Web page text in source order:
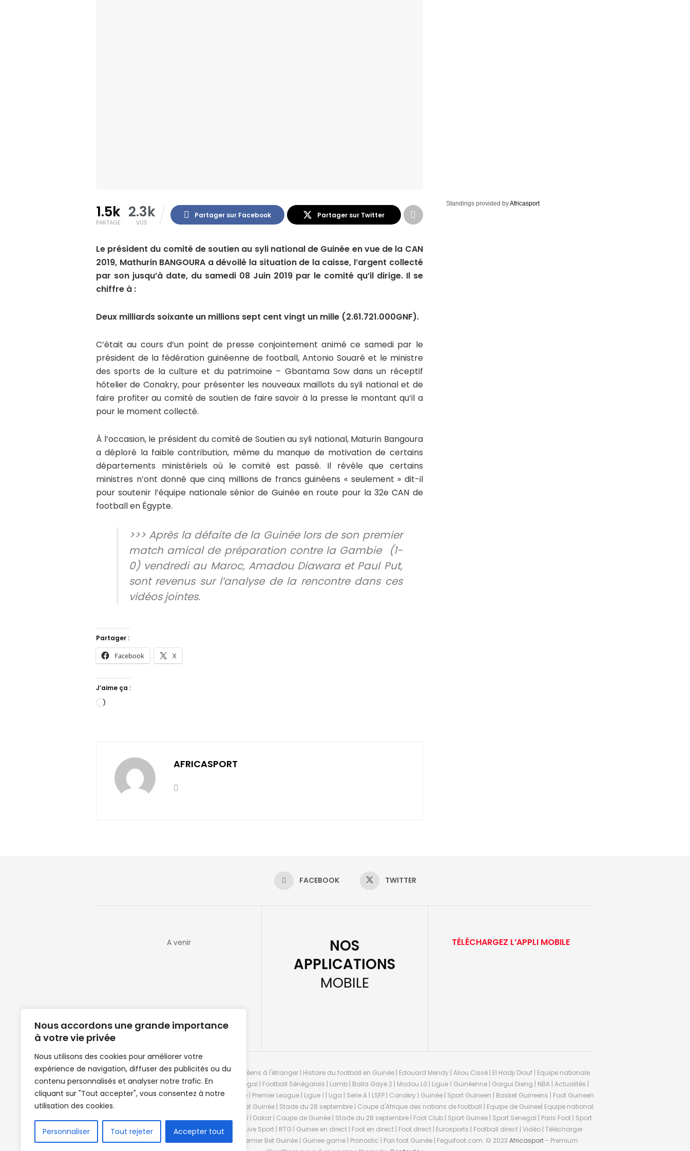
Nous accordons une grande importance
à votre vie privée
Nous utilisons des cookies pour améliorer votre
expérience de navigation, diffuser des publicités ou du
contenu personnalisés et analyser notre trafic. En
cliquant sur "Tout accepter", vous consentez à notre
utilisation des cookies.
Personnaliser Tout rejeter Accepter tout
1.5k
PARTAGE
2.3k
VUS
Partager sur Facebook Partager sur Twitter
Le président du comité de soutien au syli national de Guinée en vue de la CAN
2019, Mathurin BANGOURA a dévoilé la situation de la caisse, l’argent collecté
par son jusqu’à date, du samedi 08 Juin 2019 par le comité qu’il dirige. Il se
chiffre à :
Deux milliards soixante un millions sept cent vingt un mille (2.61.721.000GNF).
C’était au cours d’un point de presse conjointement animé ce samedi par le
président de la fédération guinéenne de football, Antonio Souaré et le ministre
des sports de la culture et du patrimoine – Gbantama Sow dans un réceptif
hôtelier de Conakry, pour présenter les nouveaux maillots du syli national et de
faire profiter au comité de soutien de faire savoir à la presse le montant qu’il a
pour le moment collecté.
À l’occasion, le président du comité de Soutien au syli national, Maturin Bangoura
a déploré la faible contribution, même du manque de motivation de certains
départements ministériels où le comité est passé. Il révèle que certains
ministres n’ont donné que cinq millions de francs guinéens « seulement » dit-il
pour soutenir l’équipe nationale sénior de Guinée en route pour la 32e CAN de
football en Égypte.
>>> Après la défaite de la Guinée lors de son premier
match amical de préparation contre la Gambie (1-
0) vendredi au Maroc, Amadou Diawara et Paul Put,
sont revenus sur l’analyse de la rencontre dans ces
vidéos jointes.
Partager :
Facebook X
J’aime ça :
Chargement…
AFRICASPORT
Standings provided byAfricasport
FACEBOOK TWITTER
A venir
NOS
APPLICATIONS
MOBILE
TÉLÉCHARGEZ L’APPLI MOBILE
Clubs de football en Guinée | Footballeurs guinéens à l'étranger | Histoire du football en Guinée | Edouard Mendy | Aliou Cissé | El Hadji Diouf | Equipe nationale
de Guinée de football | Mercato | Lions du Sénégal | Football Sénégalais | Lamb | Balla Gaye 2 | Modou Lô | Ligue 1 Guinéenne | Gorgui Dieng | NBA | Actualités |
News | Match en direct | But | Actualité au Guinée | Premier League | Ligue 1 | Liga | Serie A | LSFP | Conakry | Guinée | Sport Guineen | Basket Guineens | Foot Guineen
| Handball Guinee | Match Guinee | Championnat Guinée | Stade du 28 septembre | Coupe d'Afrique des nations de football | Equipe de Guinee| Equipe national
de Guinée | Senegal Equipe | Guinée | Le Senegal | Dakar | Coupe de Guinée | Stade du 28 septembre | Foot Club | Sport Guinee | Sport Senegal | Paris Foot | Sport
en direct | Boxe | Sénégal Dakar | La Guinée | Live Sport | RTG | Guinee en direct | Foot en direct | Foot direct | Eurosports | Football direct | Vidéo | Télécharger
Africasport | Clubs de football guinéens | Premier Bet Guinée | Guinee game | Pronostic | Pari foot Guinée | Feguifoot.com. © 2023 Africasport- Premium